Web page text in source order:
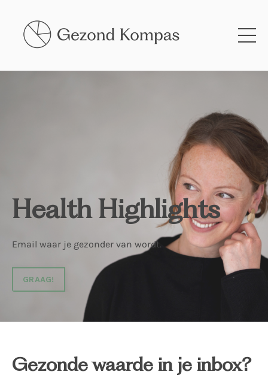
Health Highlights
Email waar je gezonder van wordt.
GRAAG!
Gezonde waarde in je inbox?